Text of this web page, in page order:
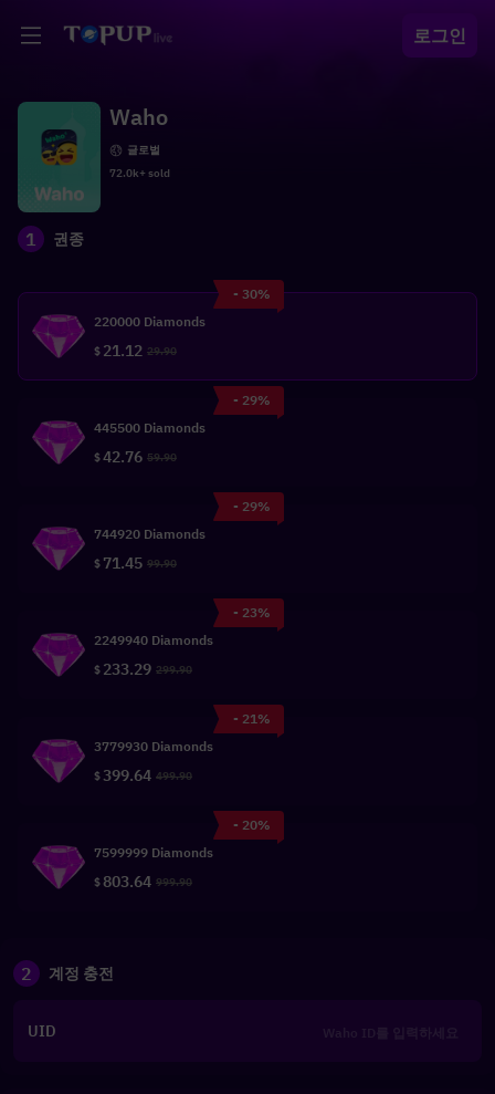
로그인
Waho
글로벌
72.0k+ sold
1 권종
- 30%
220000 Diamonds
$ 21.12 29.90
- 29%
445500 Diamonds
$42.76 59.90
- 29%
744920 Diamonds
$ 71.45 99.90
- 23%
2249940 Diamonds
$ 233.29 299.90
- 21%
3779930 Diamonds
$399.64 499.90
- 20%
7599999 Diamonds
$ 803.64 999.90
2 계정 충전
UID